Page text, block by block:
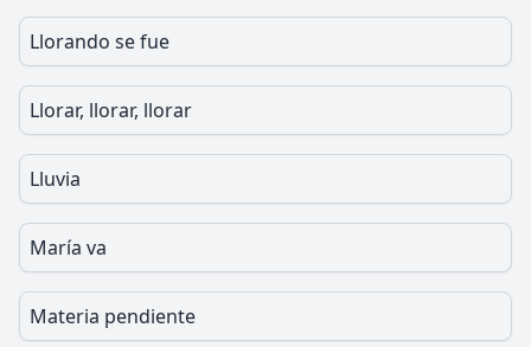
Llorando se fue
Llorar, llorar, llorar
Lluvia
María va
Materia pendiente